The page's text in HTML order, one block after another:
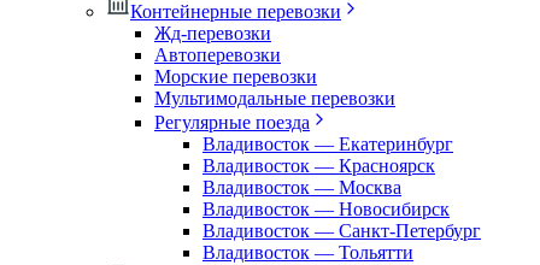
Контейнерные перевозки
Жд-перевозки
Автоперевозки
Морские перевозки
Мультимодальные перевозки
Регулярные поезда
Владивосток — Екатеринбург
Владивосток — Красноярск
Владивосток — Москва
Владивосток — Новосибирск
Владивосток — Санкт-Петербург
Владивосток — Тольятти